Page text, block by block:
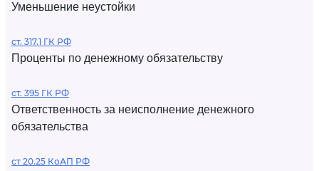
Уменьшение неустойки
ст. 317.1 ГК РФ
Проценты по денежному обязательству
ст. 395 ГК РФ
Ответственность за неисполнение денежного
обязательства
ст 20.25 КоАП РФ